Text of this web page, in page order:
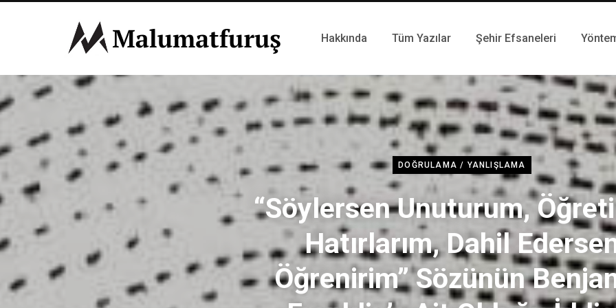
Hakkında Tüm Yazılar Şehir Efsaneleri
DOĞRULAMA / YANLIŞLAMA
“Söylersen Unuturum,
Hatırlarım, Dahil
Öğrenirim” Sözünün